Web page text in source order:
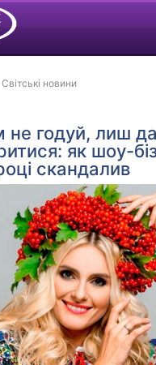
Світські новини
не годуй, лиш
як шоу-
скандалив